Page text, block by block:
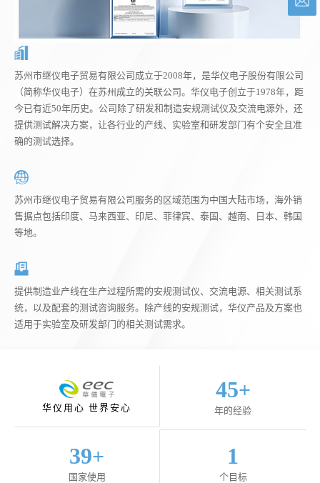
苏州市继仪电子贸易有限公司成立于2008年，是华仪电子股份有限公司
（简称华仪电子）在苏州成立的关联公司。华仪电子创立于1978年，距
今已有近50年历史。公司除了研发和制造安规测试仪及交流电源外，还
提供测试解决方案，让各行业的产线、实验室和研发部门有个安全且准
确的测试选择。
苏州市继仪电子贸易有限公司服务的区域范围为中国大陆市场，海外销
售据点包括印度、马来西亚、印尼、菲律宾、泰国、越南、日本、韩国
等地。
提供制造业产线在生产过程所需的安规测试仪、交流电源、相关测试系
统，以及配套的测试咨询服务。除产线的安规测试，华仪产品及方案也
适用于实验室及研发部门的相关测试需求。
华仪用心 世界安心
45+
年的经验
40+
国家使用
1
个目标